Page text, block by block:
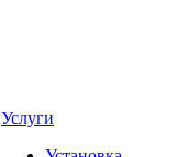
Услуги